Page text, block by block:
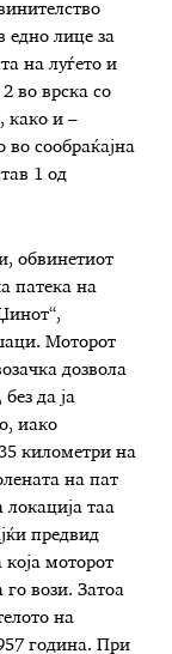
едно лице за
на луѓето и
во врска со
како и –
сообраќајна
1 од
обвинетиот
патека на
Моторот
дозвола
да ја
иако
километри на
на пат
локација таа
предвид
која моторот
вози. Затоа
на
година. При